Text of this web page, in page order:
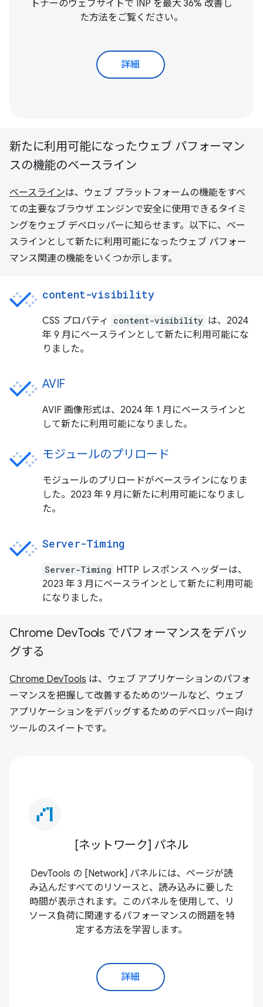
トナーのウェブサイトで INP を最大 36% 改善し
た方法をご覧ください。
詳細
新たに利用可能になったウェブ パフォーマン
スの機能のベースライン
ベースラインは、ウェブ プラットフォームの機能をすべ
ての主要なブラウザ エンジンで安全に使用できるタイミ
ングをウェブ デベロッパーに知らせます。以下に、ベー
スラインとして新たに利用可能になったウェブ パフォー
マンス関連の機能をいくつか示します。
content-visibility
CSS プロパティ content-visibility は、2024
年 9 月にベースラインとして新たに利用可能にな
りました。
AVIF
AVIF 画像形式は、2024 年 1 月にベースラインと
して新たに利用可能になりました。
モジュールのプリロード
モジュールのプリロードがベースラインになりま
した。2023 年 9 月に新たに利用可能になりまし
た。
Server-Timing
Server-Timing HTTP レスポンス ヘッダーは、
2023 年 3 月にベースラインとして新たに利用可能
になりました。
Chrome DevTools でパフォーマンスをデバッ
グする
Chrome DevTools は、ウェブ アプリケーションのパフォ
ーマンスを把握して改善するためのツールなど、ウェブ
アプリケーションをデバッグするためのデベロッパー向け
ツールのスイートです。
waterfall_chart
[ネットワーク] パネル
DevTools の [Network] パネルには、ページが読
み込んだすべてのリソースと、読み込みに要した
時間が表示されます。このパネルを使用して、リ
ソース負荷に関連するパフォーマンスの問題を特
定する方法を学習します。
詳細